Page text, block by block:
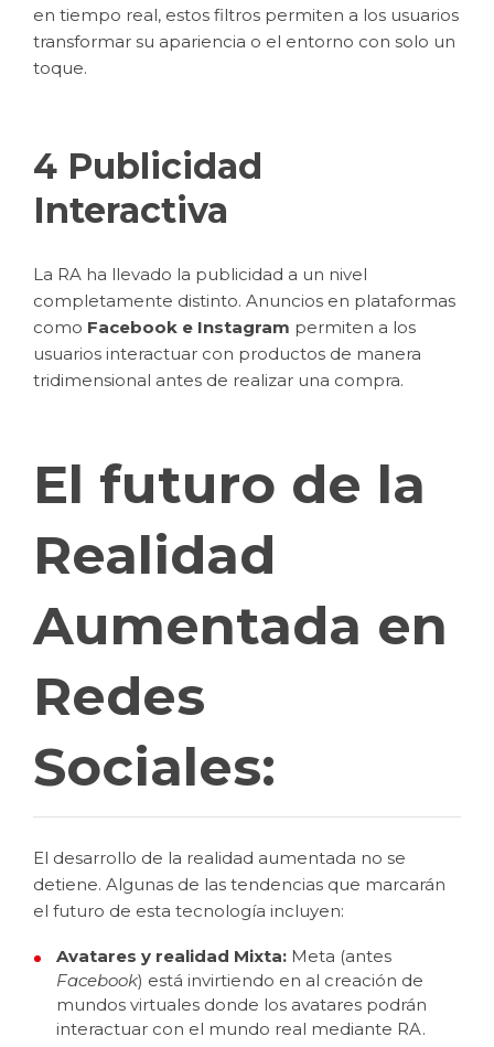
en tiempo real, estos filtros permiten a los usuarios
transformar su apariencia o el entorno con solo un
toque.
4 Publicidad
Interactiva
La RA ha llevado la publicidad a un nivel
completamente distinto. Anuncios en plataformas
como Facebook e Instagram permiten a los
usuarios interactuar con productos de manera
tridimensional antes de realizar una compra.
El futuro de la
Realidad
Aumentada en
Redes
Sociales:
El desarrollo de la realidad aumentada no se
detiene. Algunas de las tendencias que marcarán
el futuro de esta tecnología incluyen:
Avatares y realidad Mixta: Meta (antes
Facebook) está invirtiendo en al creación de
mundos virtuales donde los avatares podrán
interactuar con el mundo real mediante RA.